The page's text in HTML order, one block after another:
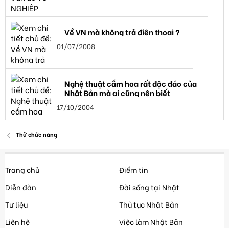
Về VN mà không trả điện thoại ?
01/07/2008
Nghệ thuật cắm hoa rất độc đáo của
Nhật Bản mà ai cũng nên biết
17/10/2004
Thử chức năng
Trang chủ
Diễn đàn
Tư liệu
Liên hệ
Điểm tin
Đời sống tại Nhật
Thủ tục Nhật Bản
Việc làm Nhật Bản